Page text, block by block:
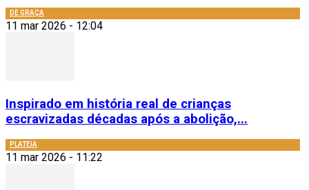
DE GRAÇA
11 mar 2026 - 12:04
Inspirado em história real de crianças
escravizadas décadas após a abolição,...
PLATEIA
11 mar 2026 - 11:22